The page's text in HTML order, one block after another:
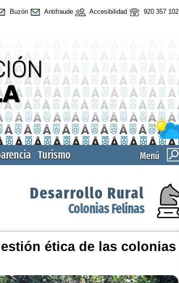
Buzón Antifraude Accesibilidad 920 357 102
Menú
Turismo
Desarrollo Rural
Colonias Felinas
ética de las colonias